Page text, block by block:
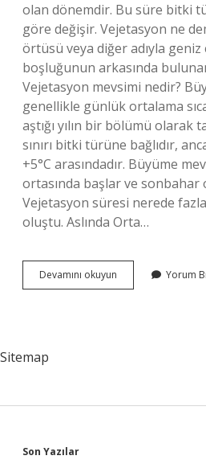
olan dönemdir. Bu süre bitki
göre değişir. Vejetasyon ne
örtüsü veya diğer adıyla
boşluğunun arkasında
Vejetasyon mevsimi nedir?
genellikle günlük ortalama
aştığı yılın bir bölümü olarak
sınırı bitki türüne bağlıdır,
+5°C arasındadır. Büyüme
ortasında başlar ve sonbahar
Vejetasyon süresi nerede
oluştu. Aslında Orta…
Devamını okuyun Vejetasyon
Dönemi
Yorum
Sitemap
Son Yazılar